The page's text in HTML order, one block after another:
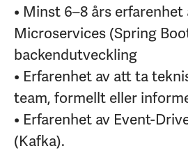
• Minst 6–8 års erfarenhet
Microservices (Spring
backendutveckling
• Erfarenhet av att ta
team, formellt eller
• Erfarenhet av Event-
(Kafka).